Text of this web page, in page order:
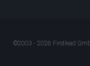
©2003 - 2026 Firstlead